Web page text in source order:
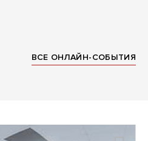
ВСЕ ОНЛАЙН-СОБЫТИЯ